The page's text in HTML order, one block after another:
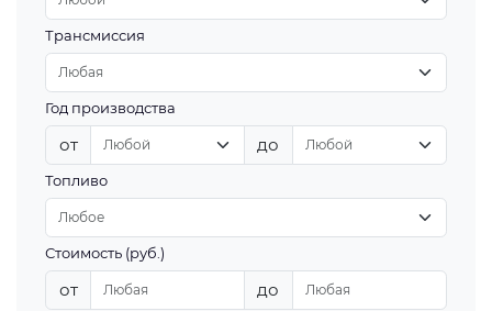
Трансмиссия
Год производства
от до
Топливо
Стоимость (руб.)
от до